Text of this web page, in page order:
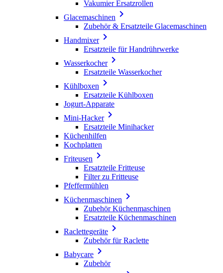
Vakumier Ersatzrollen
Glacemaschinen 
Zubehör & Ersatzteile Glacemaschinen
Handmixer
Ersatzteile für Handrührwerke
Wasserkocher
Ersatzteile Wasserkocher
Kühlboxen 
Ersatzteile Kühlboxen
Jogurt-Apparate
Mini-Hacker
Ersatzteile Minihacker
Küchenhilfen
Kochplatten
Friteusen 
Ersatzteile Fritteuse
Filter zu Fritteuse
Pfeffermühlen
Küchenmaschinen 
Zubehör Küchenmaschinen
Ersatzteile Küchenmaschinen
Raclettegeräte 
Zubehör für Raclette
Babycare 
Zubehör